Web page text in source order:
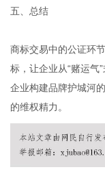
五、总结
商标交易中的公证环
标，让企业从“赌运气
企业构建品牌护城河
的维权精力。